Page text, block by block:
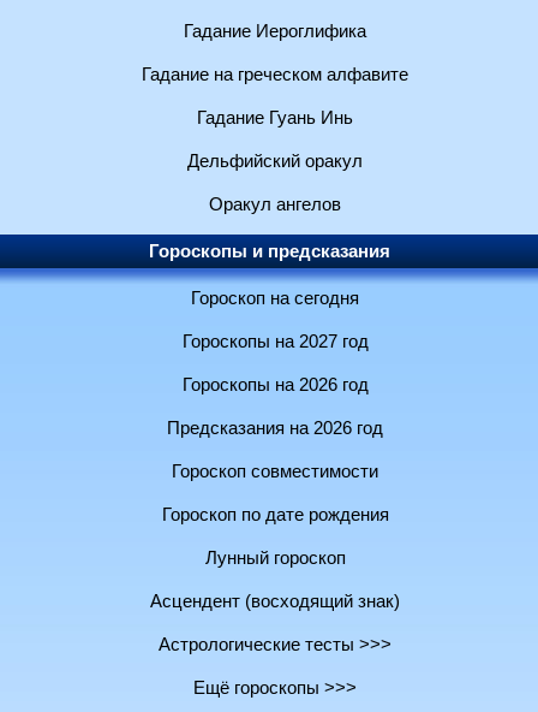
Гадание Иероглифика
Гадание на греческом алфавите
Гадание Гуань Инь
Дельфийский оракул
Оракул ангелов
Гороскопы и предсказания
Гороскоп на сегодня
Гороскопы на 2027 год
Гороскопы на 2026 год
Предсказания на 2026 год
Гороскоп совместимости
Гороскоп по дате рождения
Лунный гороскоп
Асцендент (восходящий знак)
Астрологические тесты >>>
Ещё гороскопы >>>